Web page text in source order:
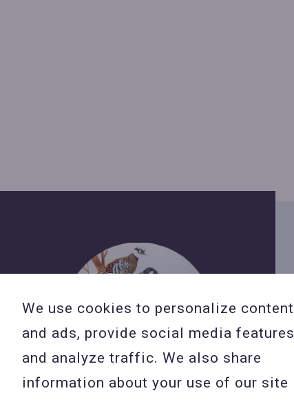
We use cookies to personalize content
and ads, provide social media features
and analyze traffic. We also share
information about your use of our site